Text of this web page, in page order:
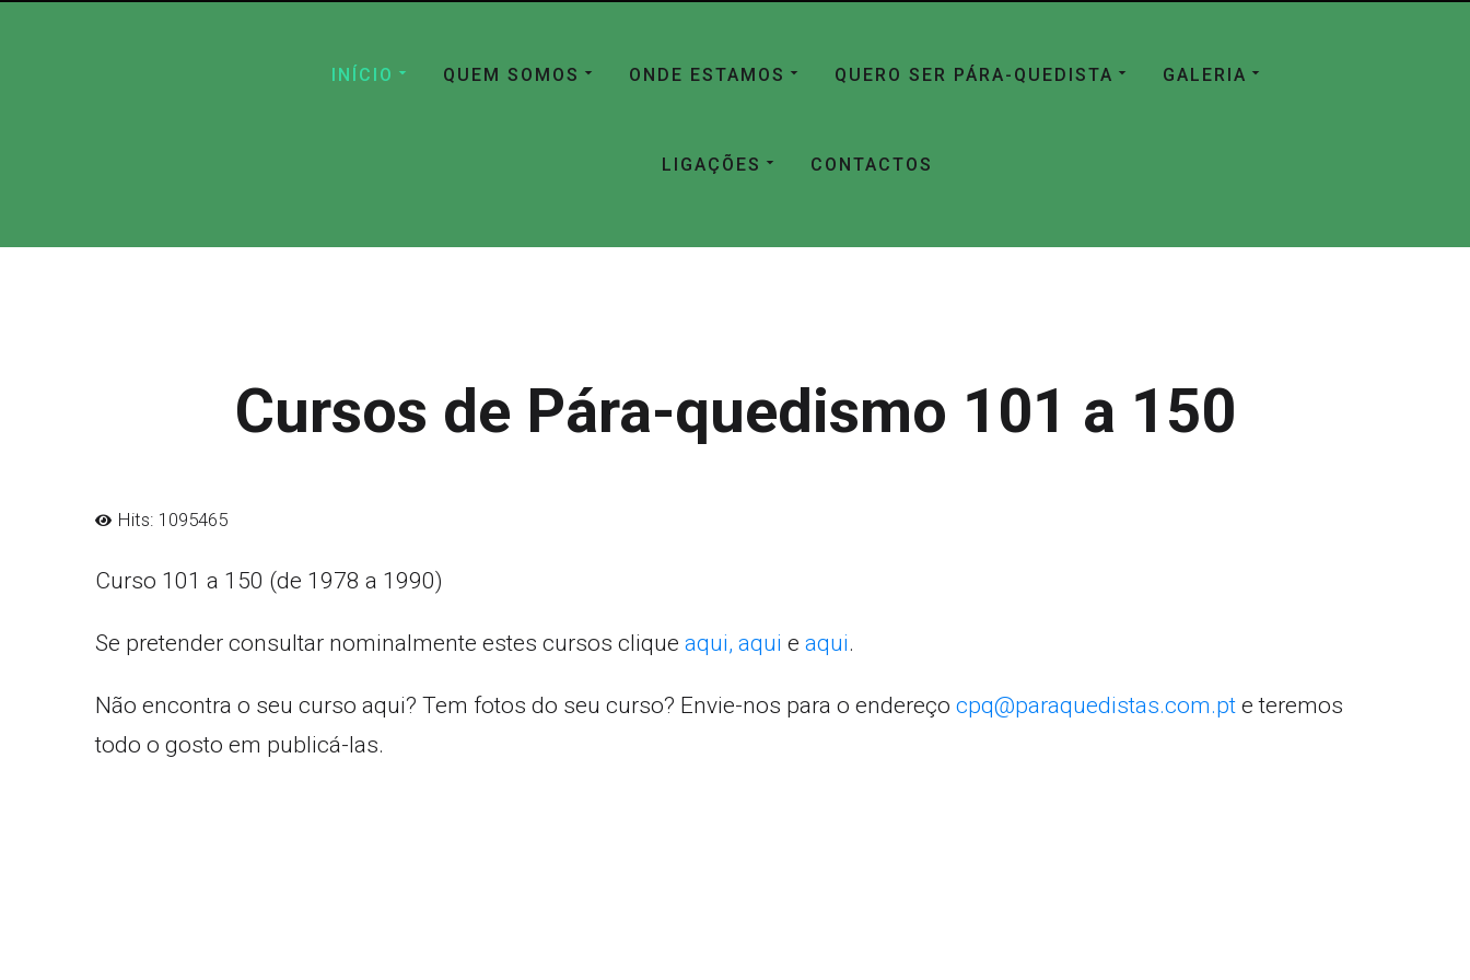
INÍCIO QUEM SOMOS ONDE ESTAMOS QUERO SER PÁRA-QUEDISTA GALERIA
LIGAÇÕES CONTACTOS
Cursos de Pára-quedismo 101 a 150
Hits: 1095465
Curso 101 a 150 (de 1978 a 1990)
Se pretender consultar nominalmente estes cursos clique aqui, aqui e aqui.
Não encontra o seu curso aqui? Tem fotos do seu curso? Envie-nos para o endereço cpq@paraquedistas.com.pt e teremos
todo o gosto em publicá-las.